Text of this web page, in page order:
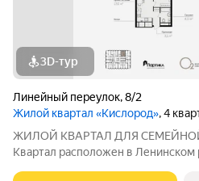
3D-тур
Линейный переулок,8/2
Жилой квартал «Кислород», 4
ЖИЛОЙ КВАРТАЛ ДЛЯ
Квартал расположен в Ленинском